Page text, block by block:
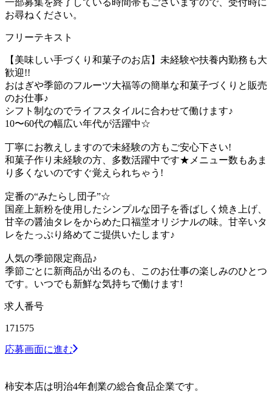
お尋ねください。
フリーテキスト
【美味しい手づくり和菓子のお店】未経験や扶養内勤務も大
歓迎!!
おはぎや季節のフルーツ大福等の簡単な和菓子づくりと販売
のお仕事♪
シフト制なのでライフスタイルに合わせて働けます♪
10〜60代の幅広い年代が活躍中☆
丁寧にお教えしますので未経験の方もご安心下さい!
和菓子作り未経験の方、多数活躍中です★メニュー数もあま
り多くないのですぐ覚えられちゃう!
定番の“みたらし団子”☆
国産上新粉を使用したシンプルな団子を香ばしく焼き上げ、
甘辛の醤油タレをからめた口福堂オリジナルの味。甘辛いタ
レをたっぷり絡めてご提供いたします♪
人気の季節限定商品♪
季節ごとに新商品が出るのも、このお仕事の楽しみのひとつ
です。いつでも新鮮な気持ちで働けます!
求人番号
171575
応募画面に進む
柿安本店は明治4年創業の総合食品企業です。